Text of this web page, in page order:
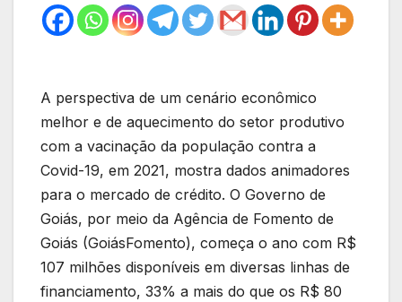
A perspectiva de um cenário econômico
melhor e de aquecimento do setor produtivo
com a vacinação da população contra a
Covid-19, em 2021, mostra dados animadores
para o mercado de crédito. O Governo de
Goiás, por meio da Agência de Fomento de
Goiás (GoiásFomento), começa o ano com R$
107 milhões disponíveis em diversas linhas de
financiamento, 33% a mais do que os R$ 80